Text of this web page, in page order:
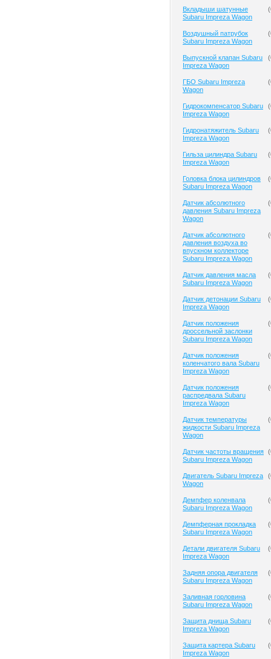
Вкладыши шатунные
Subaru Impreza Wagon
(
Воздушный патрубок
Subaru Impreza Wagon
(
Выпускной клапан Subaru
Impreza Wagon
(
ГБО Subaru Impreza
Wagon
(
Гидрокомпенсатор Subaru
Impreza Wagon
(
Гидронатяжитель Subaru
Impreza Wagon
(
Гильза цилиндра Subaru
Impreza Wagon
(
Головка блока цилиндров
Subaru Impreza Wagon
(
Датчик абсолютного
давления Subaru Impreza
Wagon
(
Датчик абсолютного
давления воздуха во
впускном коллекторе
Subaru Impreza Wagon
(
Датчик давления масла
Subaru Impreza Wagon
(
Датчик детонации Subaru
Impreza Wagon
(
Датчик положения
дроссельной заслонки
Subaru Impreza Wagon
(
Датчик положения
коленчатого вала Subaru
Impreza Wagon
(
Датчик положения
распредвала Subaru
Impreza Wagon
(
Датчик температуры
жидкости Subaru Impreza
Wagon
(
Датчик частоты вращения
Subaru Impreza Wagon
(
Двигатель Subaru Impreza
Wagon
(
Демпфер коленвала
Subaru Impreza Wagon
(
Демпферная прокладка
Subaru Impreza Wagon
(
Детали двигателя Subaru
Impreza Wagon
(
Задняя опора двигателя
Subaru Impreza Wagon
(
Заливная горловина
Subaru Impreza Wagon
(
Защита днища Subaru
Impreza Wagon
(
Защита картера Subaru
Impreza Wagon
(